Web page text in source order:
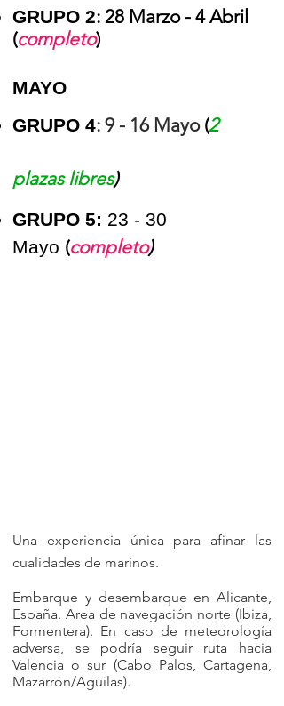
GRUPO 2: 28 Marzo - 4 Abril
(completo)
MAYO
GRUPO 4: 9 - 16 Mayo (2
plazas libres)
​GRUPO 5: 23 - 30
Mayo (completo)
Una experiencia única para afinar las
cualidades de marinos.
Embarque y desembarque en Alicante,
España. Area de navegación norte (Ibiza,
Formentera). En caso de meteorología
adversa, se podría seguir ruta hacia
Valencia o sur (Cabo Palos, Cartagena,
Mazarrón/Aguilas).